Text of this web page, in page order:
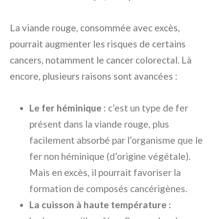
La viande rouge, consommée avec excès,
pourrait augmenter les risques de certains
cancers, notamment le cancer colorectal. Là
encore, plusieurs raisons sont avancées :
Le fer héminique : c’est un type de fer
présent dans la viande rouge, plus
facilement absorbé par l’organisme que le
fer non héminique (d’origine végétale).
Mais en excès, il pourrait favoriser la
formation de composés cancérigènes.
La cuisson à haute température :